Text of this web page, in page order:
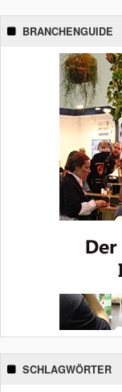
BRANCHENGUIDE
SCHLAGWÖRTER